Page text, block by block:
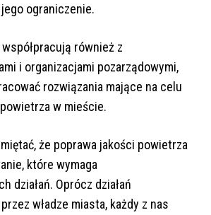
ograniczenie.
współpracują również z
i organizacjami pozarządowymi,
rozwiązania mające na celu
w mieście.
że poprawa jakości powietrza
które wymaga
działań. Oprócz działań
władze miasta, każdy z nas